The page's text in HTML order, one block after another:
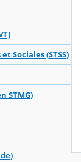
Sociales (STSS)
STMG)